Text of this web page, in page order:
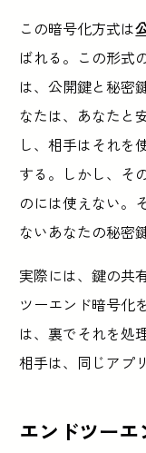
この暗号化方式は
ばれる。この形式
は、公開鍵と秘密
なたは、あなたと
し、相手はそれを
する。しかし、そ
のには使えない。
ないあなたの秘密
実際には、鍵の共
ツーエンド暗号化
は、裏でそれを処
相手は、同じアプ
エンドツー